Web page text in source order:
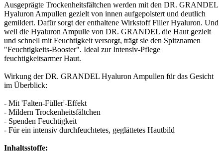
Ausgeprägte Trockenheitsfältchen werden mit den DR. GRANDEL
Hyaluron Ampullen gezielt von innen aufgepolstert und deutlich
gemildert. Dafür sorgt der enthaltene Wirkstoff Filler Hyaluron. Und
weil die Hyaluron Ampulle von DR. GRANDEL die Haut gezielt
und schnell mit Feuchtigkeit versorgt, trägt sie den Spitznamen
"Feuchtigkeits-Booster". Ideal zur Intensiv-Pflege
feuchtigkeitsarmer Haut.
Wirkung der DR. GRANDEL Hyaluron Ampullen für das Gesicht
im Überblick:
- Mit 'Falten-Füller'-Effekt
- Mildern Trockenheitsfältchen
- Spenden Feuchtigkeit
- Für ein intensiv durchfeuchtetes, geglättetes Hautbild
Inhaltsstoffe: